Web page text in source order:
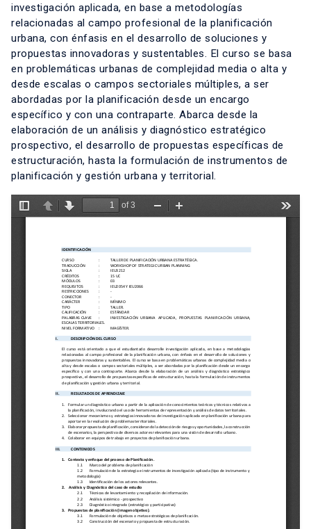
investigación aplicada, en base a metodologías
relacionadas al campo profesional de la planificación
urbana, con énfasis en el desarrollo de soluciones y
propuestas innovadoras y sustentables. El curso se basa
en problemáticas urbanas de complejidad media o alta y
desde escalas o campos sectoriales múltiples, a ser
abordadas por la planificación desde un encargo
específico y con una contraparte. Abarca desde la
elaboración de un análisis y diagnóstico estratégico
prospectivo, el desarrollo de propuestas específicas de
estructuración, hasta la formulación de instrumentos de
planificación y gestión urbana y territorial.